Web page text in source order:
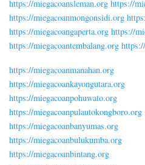
https://miegacoansleman.org https://
https://miegacoanmongonsidi.org
https://miegacoangaperta.org https://
https://miegacoantembalang.org
https://miegacoanmanahan.org
https://miegacoankayongutara.org
https://miegacoanpohuwato.org
https://miegacoanpulautokongboro.org
https://miegacoanbanyumas.org
https://miegacoanbulukumba.org
https://miegacoanbintang.org